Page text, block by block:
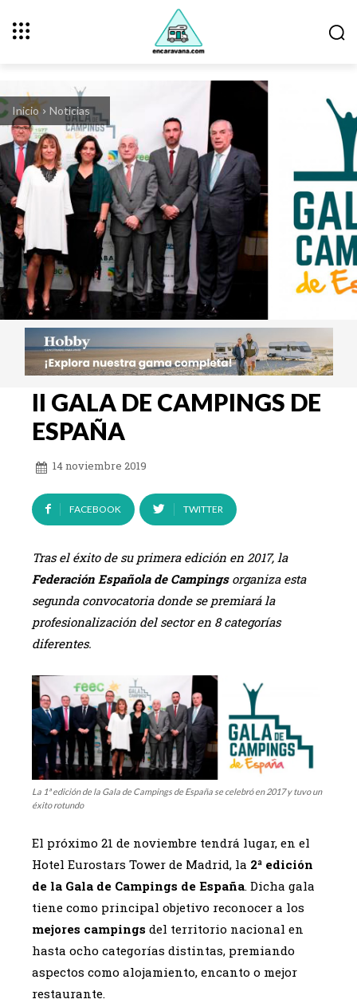
Inicio Noticias
II GALA DE CAMPINGS DE
ESPAÑA
14 noviembre 2019
FACEBOOK TWITTER
Tras el éxito de su primera edición en 2017, la
Federación Española de Campingsorganiza esta
segunda convocatoria donde se premiará la
profesionalización del sector en 8 categorías
diferentes.
La 1ª edición de la Gala de Campings de España se celebró en 2017 y tuvo un
éxito rotundo
El próximo 21 de noviembre tendrá lugar, en el
Hotel Eurostars Tower de Madrid, la 2ª edición
de la Gala de Campings de España. Dicha gala
tiene como principal objetivo reconocer a los
mejores campings del territorio nacional en
hasta ocho categorías distintas, premiando
aspectos como alojamiento, encanto o mejor
restaurante.